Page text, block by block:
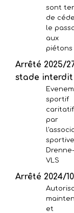
sont
de
le
aux
piétons
Arrêté 2025/
stade interdit
sportif
caritatif
par
Drenne-
VLS
Arrêté 2024/
et